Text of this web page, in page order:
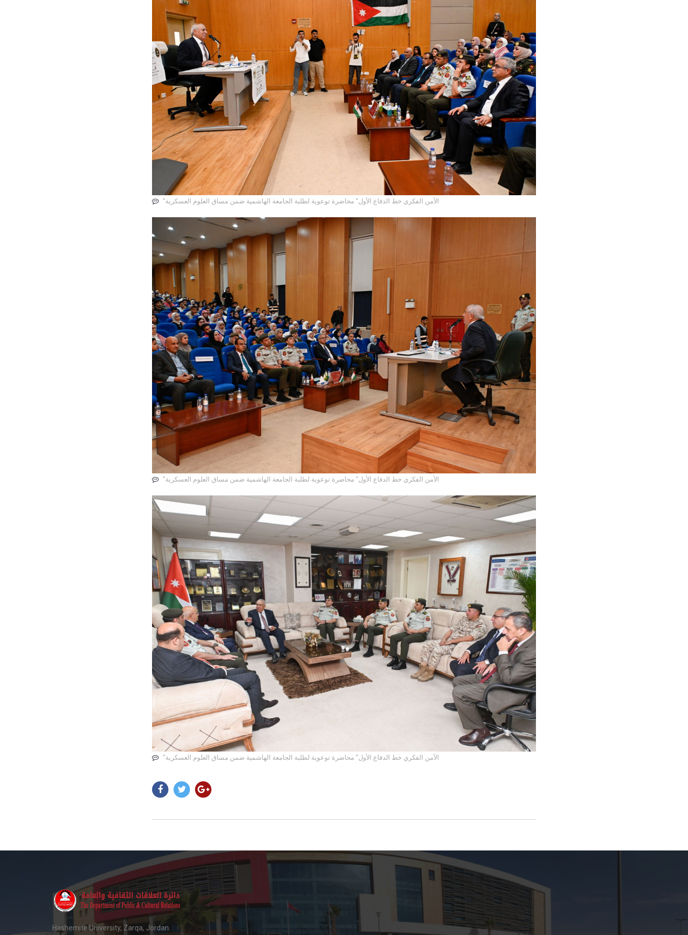
"الأمن الفكري خط الدفاع الأول" محاضرة توعوية لطلبة الجامعة الهاشمية ضمن مساق العلوم العسكرية
"الأمن الفكري خط الدفاع الأول" محاضرة توعوية لطلبة الجامعة الهاشمية ضمن مساق العلوم العسكرية
"الأمن الفكري خط الدفاع الأول" محاضرة توعوية لطلبة الجامعة الهاشمية ضمن مساق العلوم العسكرية
Hashemite University, Zarqa, Jordan.